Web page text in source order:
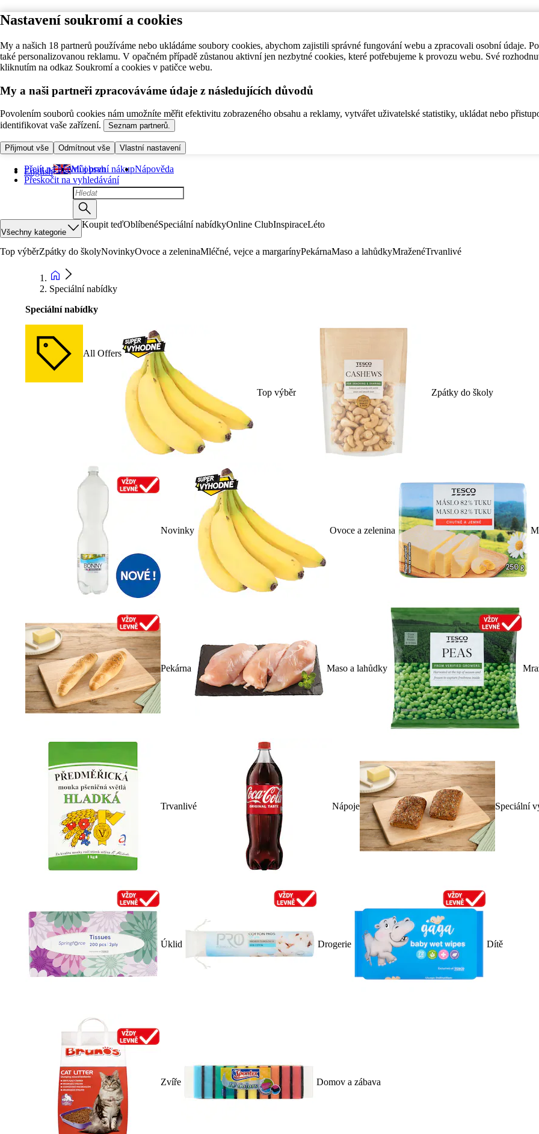
Nastavení soukromí a cookies
My a našich 18 partnerů používáme nebo ukládáme soubory cookies, abychom zajistili správné fungování webu a zpracovali osobní údaje.
také personalizovanou reklamu. V opačném případě zůstanou aktivní jen nezbytné cookies, které potřebujeme k provozu webu. Své
kliknutím na odkaz Soukromí a cookies v patičce webu.
My a naši partneři zpracováváme údaje z následujících důvodů
Povolením souborů cookies nám umožníte měřit efektivitu zobrazeného obsahu a reklamy, vytvářet uživatelské statistiky, ukládat nebo
identifikovat vaše zařízení.
Seznam partnerů.
Přijmout vše Odmítnout vše Vlastní nastavení
Přejít na hlavní obsah
Přeskočit na vyhledávání
English Můj první nákupNápověda
Všechny kategorie
Koupit teďOblíbenéSpeciální nabídkyOnline ClubInspiraceLéto
Top výběrZpátky do školyNovinkyOvoce a zeleninaMléčné, vejce a margarínyPekárnaMaso a lahůdkyMraženéTrvanlivé
Speciální nabídky
Speciální nabídky
All Offers
Top výběr Zpátky do školy
Novinky Ovoce a zelenina
Pekárna Maso a lahůdky
Trvanlivé Nápoje Speciální
Úklid Drogerie Dítě
Zvíře Domov a zábava